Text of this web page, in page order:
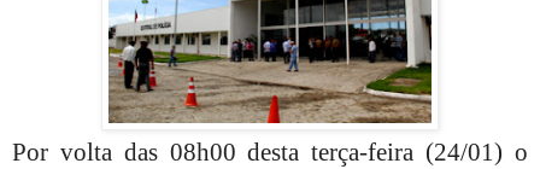
Por volta das 08h00 desta terça-feira (24/01) o